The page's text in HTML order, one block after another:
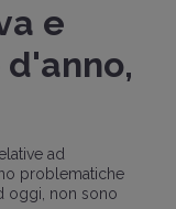
e
ad
problematiche
oggi, non sono